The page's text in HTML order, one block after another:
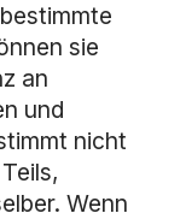
sie
an
und
nicht
Wenn